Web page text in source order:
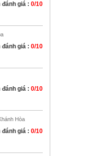
giá : 0/10
giá : 0/10
giá : 0/10
Hòa
giá : 0/10